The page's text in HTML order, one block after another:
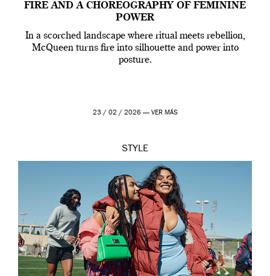
FIRE AND A CHOREOGRAPHY OF FEMININE
POWER
In a scorched landscape where ritual meets rebellion,
McQueen turns fire into silhouette and power into
posture.
23 / 02 / 2026 — VER MÁS
STYLE